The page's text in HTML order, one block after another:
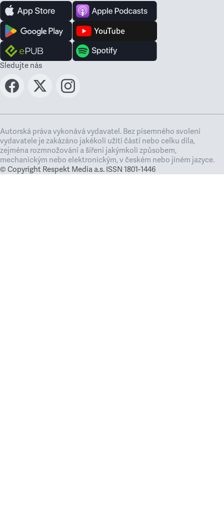
Sledujte nás
Autorská práva vykonává vydavatel. Bez písemného svolení
vydavatele je zakázáno jakékoli užití částí nebo celku díla,
zejména rozmnožování a šíření jakýmkoli způsobem,
mechanickým nebo elektronickým, v českém nebo jiném jazyce.
© Copyright Respekt Media a.s. ISSN 1801-1446